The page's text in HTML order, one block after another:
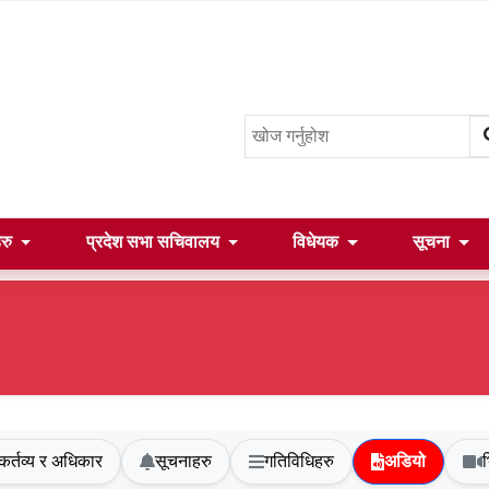
प्रदेश सभा सचिवालय विधेयक सूचना
र अधिकार सूचनाहरु गतिविधिहरु अडियो